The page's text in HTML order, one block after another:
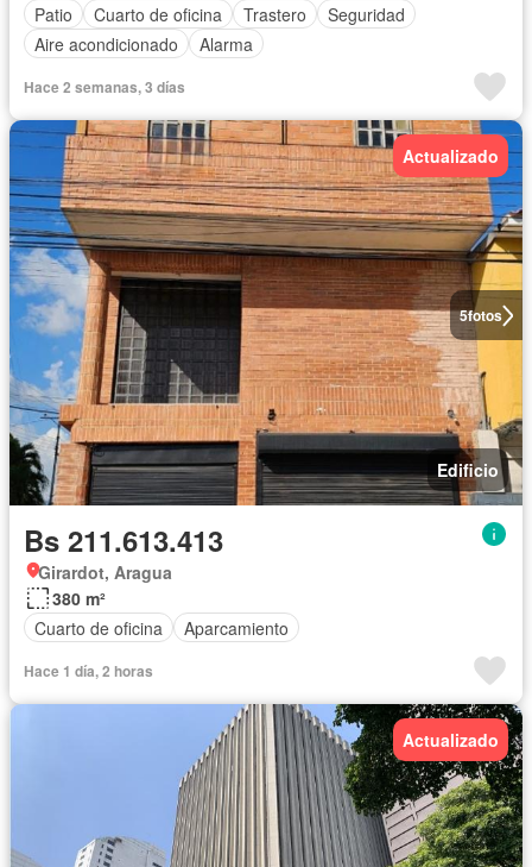
Patio
Cuarto de oficina Trastero
Seguridad
Aire acondicionado
Alarma
Hace 2 semanas, 3 días
5fotos
Actualizado
Edificio
Bs 211.613.413
Girardot, Aragua
380 m²
Cuarto de oficina
Aparcamiento
Hace 1 día, 2 horas
Actualizado